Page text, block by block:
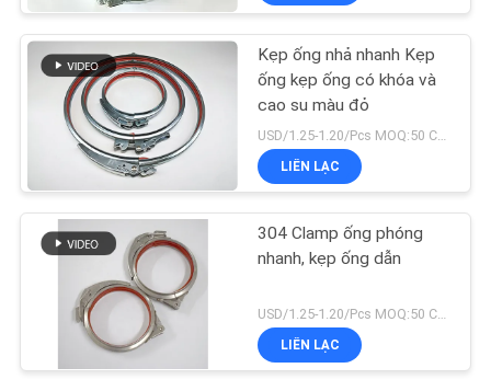
Kẹp ống nhả nhanh Kẹp
ống kẹp ống có khóa và
cao su màu đỏ
USD/1.25-1.20/Pcs MOQ:50 CHIẾC
LIÊN LẠC
304 Clamp ống phóng
nhanh, kẹp ống dẫn
LIÊN LẠC